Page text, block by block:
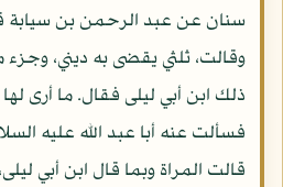
سنان عن عبد الرحمن بن سيابة
وقالت، ثلثي يقضى به ديني،
ذلك ابن أبي ليلى فقال. ما أرى
فسألت عنه أبا عبد الله عليه
قالت المراة وبما قال ابن أبي